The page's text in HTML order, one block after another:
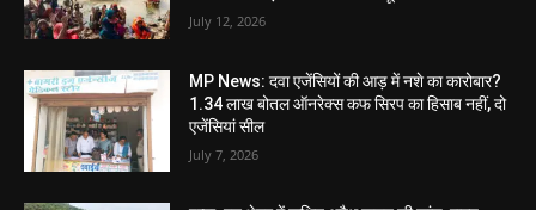
July 12, 2026
MP News: दवा एजेंसियों की आड़ में नशे का कारोबार?
1.34 लाख बोतल ऑनरेक्स कफ सिरप का हिसाब नहीं, दो
एजेंसियां सील
July 7, 2026